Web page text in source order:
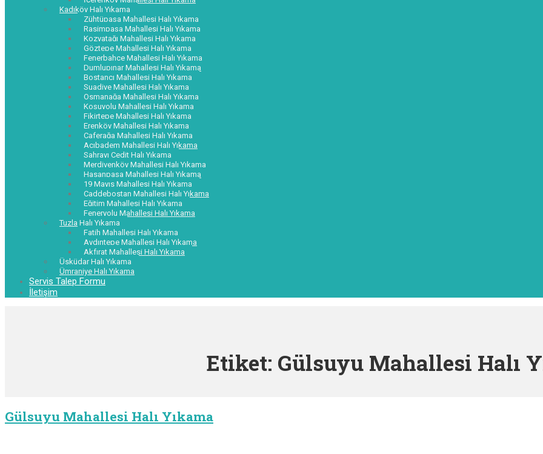
Kadıköy Halı Yıkama
Zühtüpaşa Mahallesi Halı Yıkama
Rasimpaşa Mahallesi Halı Yıkama
Kozyatağı Mahallesi Halı Yıkama
Göztepe Mahallesi Halı Yıkama
Fenerbahçe Mahallesi Halı Yıkama
Dumlupınar Mahallesi Halı Yıkama
Bostancı Mahallesi Halı Yıkama
Suadiye Mahallesi Halı Yıkama
Osmanağa Mahallesi Halı Yıkama
Koşuyolu Mahallesi Halı Yıkama
Fikirtepe Mahallesi Halı Yıkama
Erenköy Mahallesi Halı Yıkama
Caferağa Mahallesi Halı Yıkama
Acıbadem Mahallesi Halı Yıkama
Sahrayı Cedit Halı Yıkama
Merdivenköy Mahallesi Halı Yıkama
Hasanpaşa Mahallesi Halı Yıkama
19 Mayıs Mahallesi Halı Yıkama
Caddebostan Mahallesi Halı Yıkama
Eğitim Mahallesi Halı Yıkama
Feneryolu Mahallesi Halı Yıkama
Tuzla Halı Yıkama
Fatih Mahallesi Halı Yıkama
Aydıntepe Mahallesi Halı Yıkama
Akfırat Mahallesi Halı Yıkama
Üsküdar Halı Yıkama
Ümraniye Halı Yıkama
Servis Talep Formu
İletişim
Etiket: Gülsuyu Mahallesi Halı
Gülsuyu Mahallesi Halı Yıkama